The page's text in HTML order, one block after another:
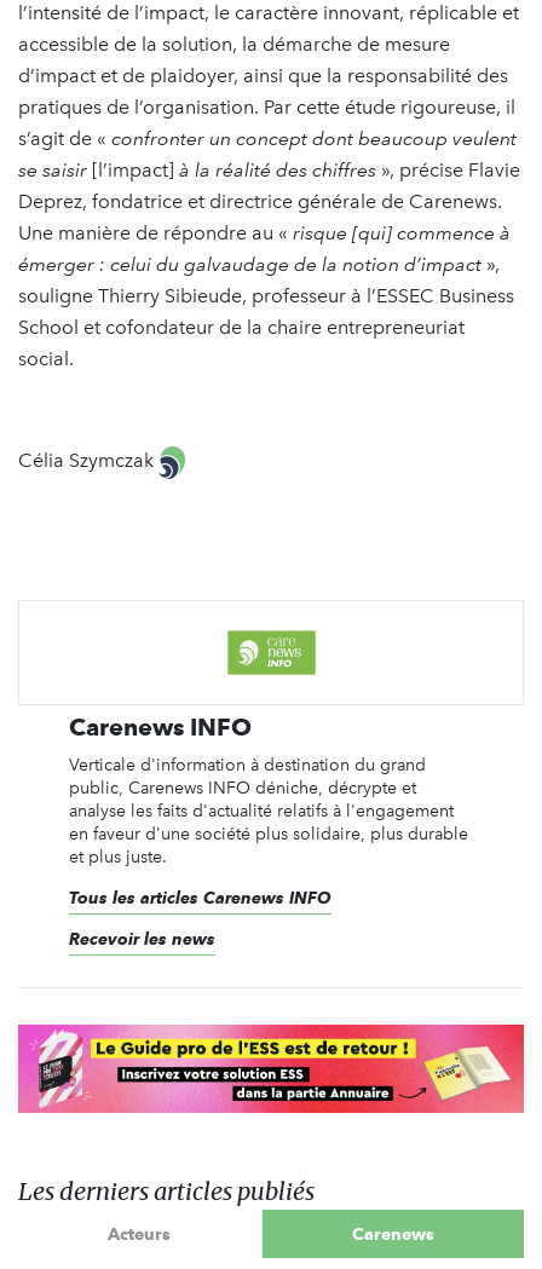
l’intensité de l’impact, le caractère innovant, réplicable et
accessible de la solution, la démarche de mesure
d’impact et de plaidoyer, ainsi que la responsabilité des
pratiques de l’organisation. Par cette étude rigoureuse, il
s’agit de « confronter un concept dont beaucoup veulent
se saisir [l’impact] à la réalité des chiffres », précise Flavie
Deprez, fondatrice et directrice générale de Carenews.
Une manière de répondre au « risque [qui] commence à
émerger : celui du galvaudage de la notion d’impact »,
souligne Thierry Sibieude, professeur à l’ESSEC Business
School et cofondateur de la chaire entrepreneuriat
social.
Célia Szymczak
Carenews INFO
Verticale d'information à destination du grand
public, Carenews INFO déniche, décrypte et
analyse les faits d'actualité relatifs à l'engagement
en faveur d'une société plus solidaire, plus durable
et plus juste.
Tous les articles Carenews INFO
Recevoir les news
Les derniers articles publiés
Acteurs Carenews